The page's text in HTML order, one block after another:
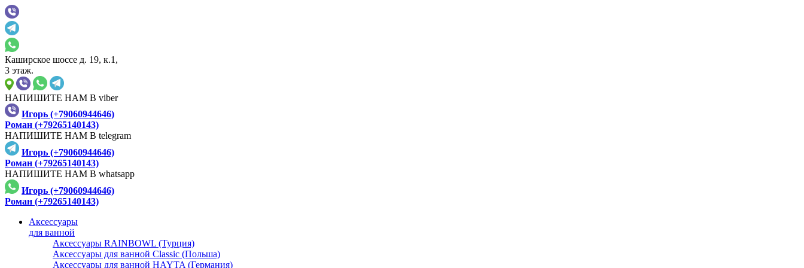
Каширское шоссе д. 19, к.1,
3 этаж.
НАПИШИТЕ НАМ В viber
Игорь (+79060944646)
Роман (+79265140143)
НАПИШИТЕ НАМ В telegram
Игорь (+79060944646)
Роман (+79265140143)
НАПИШИТЕ НАМ В whatsapp
Игорь (+79060944646)
Роман (+79265140143)
Аксессуары
для ванной
Аксессуары RAINBOWL (Турция)
Аксессуары для ванной Classic (Польша)
Аксессуары для ванной HAYTA (Германия)